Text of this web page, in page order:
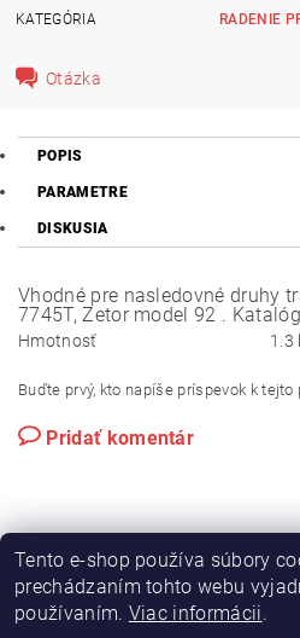
KATEGÓRIA
RADENIE
Otázka
POPIS
PARAMETRE
DISKUSIA
Vhodné pre nasledovné druhy
7745T, Zetor model 92 .
Hmotnosť 1.3
Buďte prvý, kto napíše príspevok k tejto
Pridať komentár
Výroba hydraulických hadíc
Tento e-shop používa súbory
prechádzaním tohto webu
používaním. Viac informácii.